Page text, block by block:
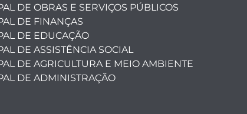
DE OBRAS E SERVIÇOS PÚBLICOS
DE FINANÇAS
DE EDUCAÇÃO
DE ASSISTÊNCIA SOCIAL
DE AGRICULTURA E MEIO AMBIENTE
DE ADMINISTRAÇÃO